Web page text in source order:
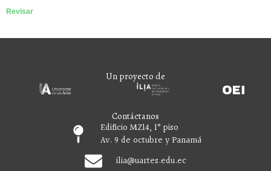
Revisar
Un proyecto de
Contáctanos
Edificio MZ14, 1° piso
Av. 9 de octubre y Panamá
ilia@uartes.edu.ec